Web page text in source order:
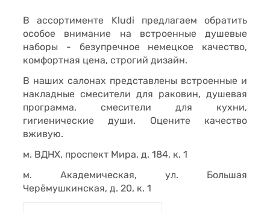
В ассортименте Kludi предлагаем обратить
особое внимание на встроенные душевые
наборы - безупречное немецкое качество,
комфортная цена, строгий дизайн.
В наших салонах представлены встроенные и
накладные смесители для раковин, душевая
программа, смесители для кухни,
гигиенические души. Оцените качество
вживую.
м. ВДНХ, проспект Мира, д. 184, к. 1
м. Академическая, ул. Большая
Черёмушкинская, д. 20, к. 1